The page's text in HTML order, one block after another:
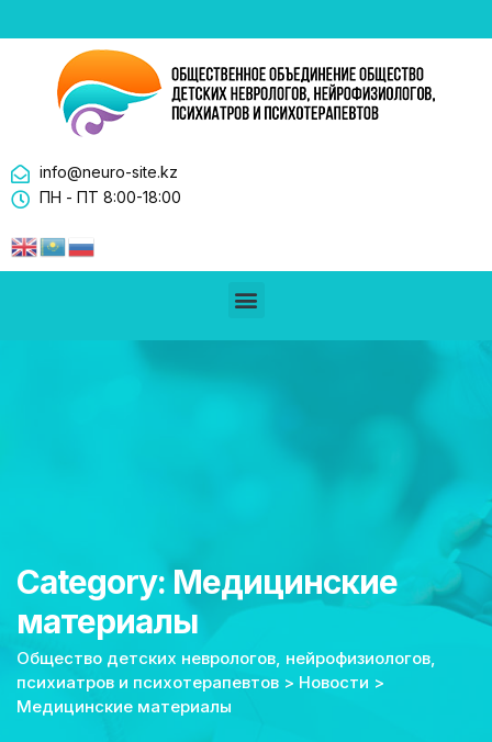
info@neuro-site.kz
ПН - ПТ 8:00-18:00
Category: Медицинские
материалы
Общество детских неврологов, нейрофизиологов,
психиатров и психотерапевтов > Новости >
Медицинские материалы